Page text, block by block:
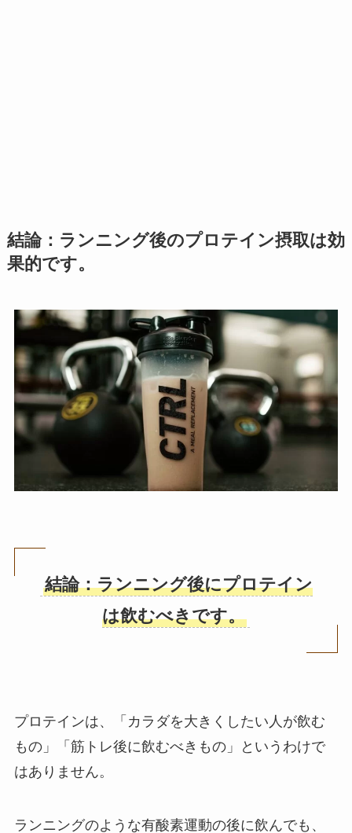
結論：ランニング後のプロテイン摂取は効
果的です。
結論：ランニング後にプロテイン
は飲むべきです。
プロテインは、「カラダを大きくしたい人が飲む
もの」「筋トレ後に飲むべきもの」というわけで
はありません。
ランニングのような有酸素運動の後に飲んでも、